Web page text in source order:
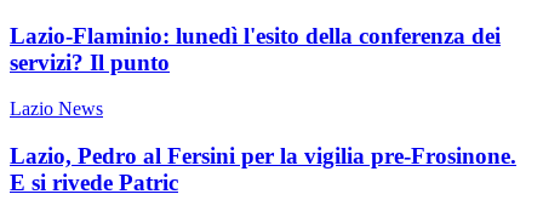
Lazio-Flaminio: lunedì l'esito della conferenza dei
servizi? Il punto
Lazio News
Lazio, Pedro al Fersini per la vigilia pre-Frosinone.
E si rivede Patric